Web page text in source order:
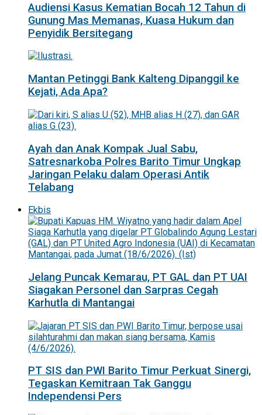
Audiensi Kasus Kematian Bocah 12 Tahun di
Gunung Mas Memanas, Kuasa Hukum dan
Penyidik Bersitegang
Mantan Petinggi Bank Kalteng Dipanggil ke
Kejati, Ada Apa?
Ayah dan Anak Kompak Jual Sabu,
Satresnarkoba Polres Barito Timur Ungkap
Jaringan Pelaku dalam Operasi Antik
Telabang
Ekbis
Jelang Puncak Kemarau, PT GAL dan PT UAI
Siagakan Personel dan Sarpras Cegah
Karhutla di Mantangai
PT SIS dan PWI Barito Timur Perkuat Sinergi,
Tegaskan Kemitraan Tak Ganggu
Independensi Pers